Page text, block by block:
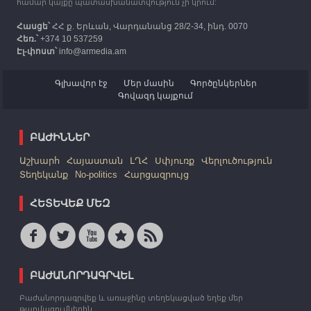
համար կայքը պատասխանատվություն չի կրում:
Հասցե՝ՀՀ ք. Երևան, Վարդանանց 28/2-34, ինդ. 0070
Հեռ.՝+374 10 537259
Էլ-փոստ՝info@armedia.am
Գլխավոր էջ Մեր մասին
Գործընկերներ
Գովազդ կայքում
ԲԱԺԻՆՆԵՐ
Աշխարհ Հայաստան ԼՂՀ Սփյուռք
Վերլուծություն
Տեղեկանք
No-politics Հարցազրույց
ՀԵՏԵՎԵՔ ՄԵԶ
ԲԱԺԱՆՈՐԴԱԳՐՎԵԼ
Բաժանորդագրվեք և առաջինը տեղեկացված եղեք մեր
թարմացումներին